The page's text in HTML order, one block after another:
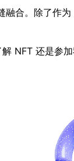
合。除了作
NFT 还是参